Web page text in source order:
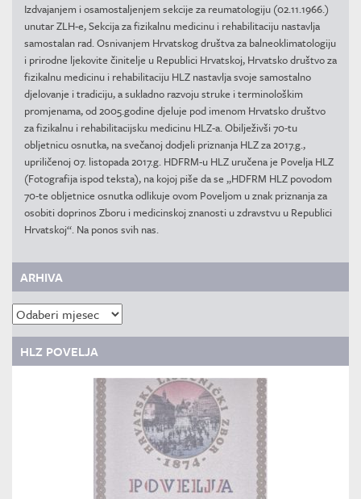
Izdvajanjem i osamostaljenjem sekcije za reumatologiju (02.11.1966.)
unutar ZLH-e, Sekcija za fizikalnu medicinu i rehabilitaciju nastavlja
samostalan rad. Osnivanjem Hrvatskog društva za balneoklimatologiju
i prirodne ljekovite činitelje u Republici Hrvatskoj, Hrvatsko društvo za
fizikalnu medicinu i rehabilitaciju HLZ nastavlja svoje samostalno
djelovanje i tradiciju, a sukladno razvoju struke i terminološkim
promjenama, od 2005.godine djeluje pod imenom Hrvatsko društvo
za fizikalnu i rehabilitacijsku medicinu HLZ-a. Obilježivši 70-tu
obljetnicu osnutka, na svečanoj dodjeli priznanja HLZ za 2017.g.,
upriličenoj 07. listopada 2017.g. HDFRM-u HLZ uručena je Povelja HLZ
(Fotografija ispod teksta), na kojoj piše da se „HDFRM HLZ povodom
70-te obljetnice osnutka odlikuje ovom Poveljom u znak priznanja za
osobiti doprinos Zboru i medicinskoj znanosti u zdravstvu u Republici
Hrvatskoj“. Na ponos svih nas.
ARHIVA
Arhiva
HLZ POVELJA